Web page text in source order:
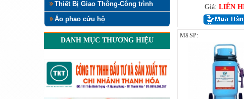
Thiết Bị Giao Thông-Công trình
Áo phao cứu hộ
DANH MỤC THƯƠNG HIỆU
Giá: LIÊN
Mã SP: